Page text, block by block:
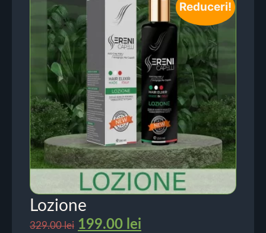
Reduceri!
Lozione
329.00lei 199.00 lei